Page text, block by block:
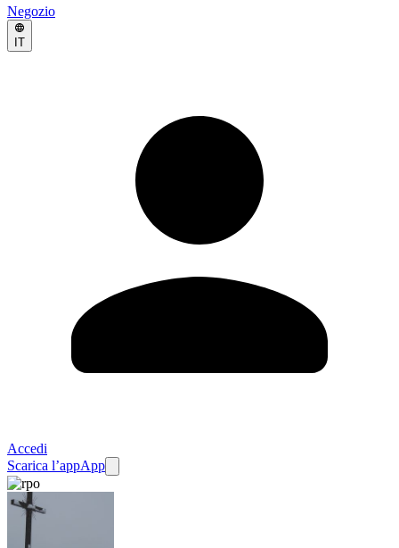
Negozio
IT
Accedi
Scarica l’appApp